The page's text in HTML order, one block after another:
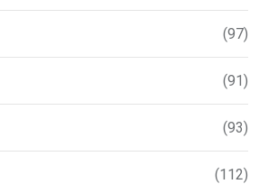
(97)
(91)
(93)
(112)